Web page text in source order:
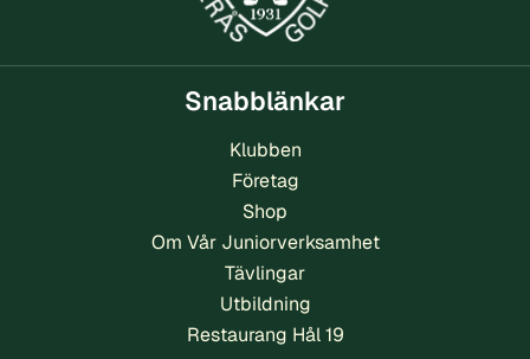
Snabblänkar
Klubben
Företag
Shop
Om Vår Juniorverksamhet
Tävlingar
Utbildning
Restaurang Hål 19